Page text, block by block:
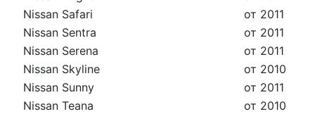
Nissan Safari
от 2011
Nissan Sentra
от 2011
Nissan Serena
от 2011
Nissan Skyline
от 2010
Nissan Sunny
от 2011
Nissan Teana
от 2010